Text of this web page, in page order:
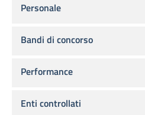
Personale
Bandi di concorso
Performance
Enti controllati